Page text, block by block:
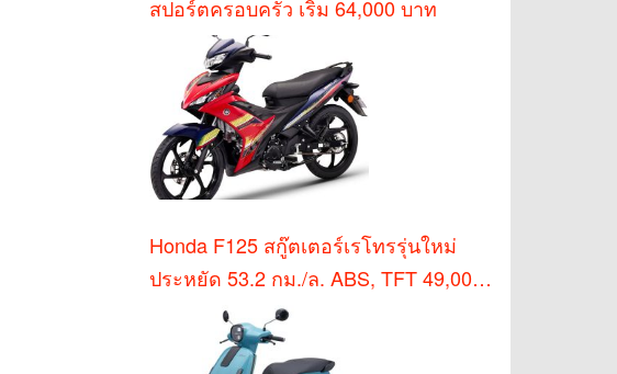
สปอร์ตครอบครัว เริ่ม 64,000 บาท
Honda F125 สกู๊ตเตอร์เรโทรรุ่นใหม่
ประหยัด 53.2 กม./ล. ABS, TFT 49,000